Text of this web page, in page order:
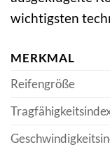
wichtigsten
MERKMAL
Reifengröße